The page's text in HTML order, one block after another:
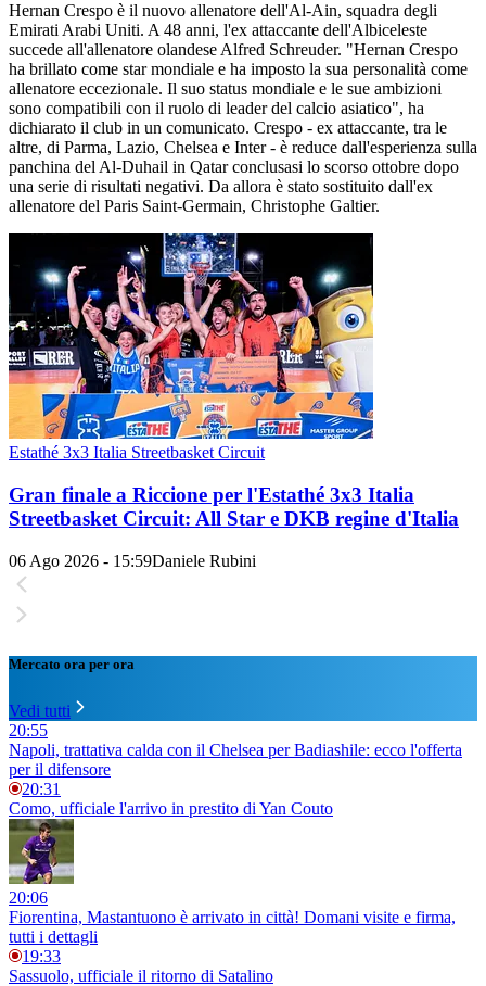
Hernan Crespo è il nuovo allenatore dell'Al-Ain, squadra degli
Emirati Arabi Uniti. A 48 anni, l'ex attaccante dell'Albiceleste
succede all'allenatore olandese Alfred Schreuder. "Hernan Crespo
ha brillato come star mondiale e ha imposto la sua personalità come
allenatore eccezionale. Il suo status mondiale e le sue ambizioni
sono compatibili con il ruolo di leader del calcio asiatico", ha
dichiarato il club in un comunicato. Crespo - ex attaccante, tra le
altre, di Parma, Lazio, Chelsea e Inter - è reduce dall'esperienza sulla
panchina del Al-Duhail in Qatar conclusasi lo scorso ottobre dopo
una serie di risultati negativi. Da allora è stato sostituito dall'ex
allenatore del Paris Saint-Germain, Christophe Galtier.
Estathé 3x3 Italia Streetbasket Circuit
Gran finale a Riccione per l'Estathé 3x3 Italia
Streetbasket Circuit: All Star e DKB regine d'Italia
06 Ago 2026 - 15:59Daniele Rubini
Mercato ora per ora
Vedi tutti
20:55
Napoli, trattativa calda con il Chelsea per Badiashile: ecco l'offerta
per il difensore
20:31
Como, ufficiale l'arrivo in prestito di Yan Couto
20:06
Fiorentina, Mastantuono è arrivato in città! Domani visite e firma,
tutti i dettagli
19:33
Sassuolo, ufficiale il ritorno di Satalino